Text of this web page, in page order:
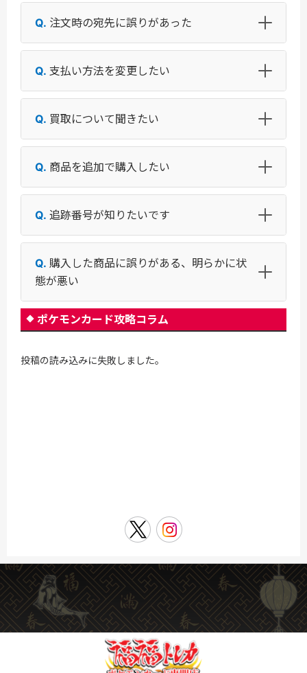
注文時の宛先に誤りがあった
支払い方法を変更したい
買取について聞きたい
商品を追加で購入したい
追跡番号が知りたいです
購入した商品に誤りがある、明らかに状
態が悪い
ポケモンカード攻略コラム
投稿の読み込みに失敗しました。